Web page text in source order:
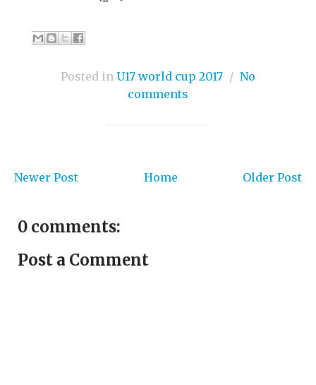
Posted in U17 world cup 2017 / No
comments
Newer Post Older Post
Home
0 comments:
Post a Comment